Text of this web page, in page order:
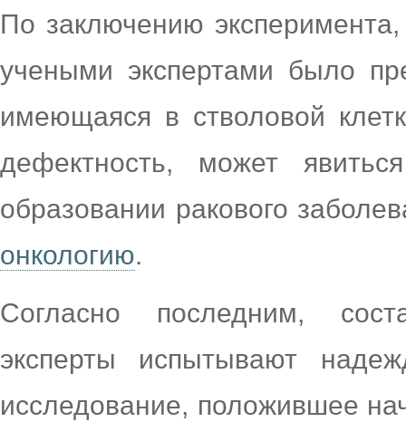
По заключению
учеными экспертами было
имеющаяся в стволовой
дефектность, может
образовании ракового
онкологию.
Согласно последним,
эксперты испытывают
исследование, положившее